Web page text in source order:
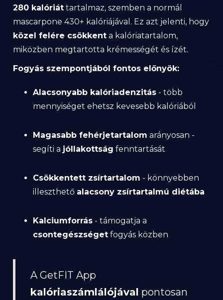
280 kalóriát tartalmaz, szemben a normál
mascarpone 430+ kalóriájával. Ez azt jelenti, hogy
közel felére csökkent a kalóriatartalom,
miközben megtartotta krémességét és ízét.
Fogyás szempontjából fontos előnyök:
Alacsonyabb kalóriadenzitás - több
mennyiséget ehetsz kevesebb kalóriából
Magasabb fehérjetartalom arányosan -
segíti a jóllakottság fenntartását
Csökkentett zsírtartalom - könnyebben
illeszthető alacsony zsírtartalmú diétába
Kalciumforrás - támogatja a
csontegészséget fogyás közben
A GetFIT App
kalóriaszámlálójával pontosan